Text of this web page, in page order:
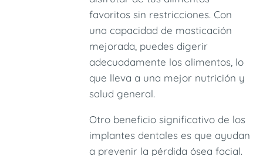
favoritos sin restricciones. Con
una capacidad de masticación
mejorada, puedes digerir
adecuadamente los alimentos, lo
que lleva a una mejor nutrición y
salud general.
Otro beneficio significativo de los
implantes dentales es que ayudan
a prevenir la pérdida ósea facial.